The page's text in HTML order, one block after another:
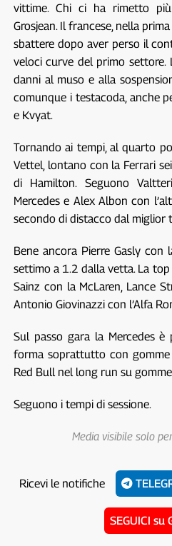
vittime. Chi ci ha rimetto
Grosjean. Il francese, nella
sbattere dopo aver perso il
veloci curve del primo
danni al muso e alla
comunque i testacoda, anche
e Kvyat.
Tornando ai tempi, al quarto
Vettel, lontano con la Ferrari
di Hamilton. Seguono
Mercedes e Alex Albon con
secondo di distacco dal miglior
Bene ancora Pierre Gasly con
settimo a 1.2 dalla vetta. La
Sainz con la McLaren, Lance
Antonio Giovinazzi con l’Alfa
Sul passo gara la Mercedes
forma soprattutto con gomme
Red Bull nel long run su
Seguono i tempi di sessione.
Media visibile solo
Ricevi le notifiche
SEGUICI su